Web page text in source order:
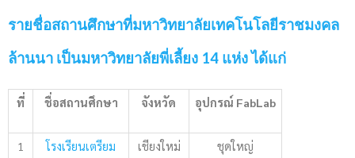
รายชื่อสถานศึกษาที่มหาวิทยาลัยเทคโนโลยีราชมงคล
ล้านนา เป็นมหาวิทยาลัยพี่เลี้ยง 14 แห่ง ได้แก่
ที่ ชื่อสถานศึกษา จังหวัด อุปกรณ์ FabLab
1
โรงเรียนเตรียม
เชียงใหม่ ชุดใหญ่